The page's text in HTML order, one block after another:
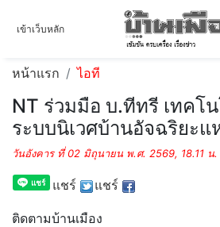
เข้าเว็บหลัก
หน้าแรก ไอที
NT ร่วมมือ บ.ทีทรี เทคโ
ระบบนิเวศบ้านอัจฉริยะแ
วันอังคาร ที่ 02 มิถุนายน พ.ศ. 2569, 18.11 น.
แชร์ แชร์
ติดตามบ้านเมือง